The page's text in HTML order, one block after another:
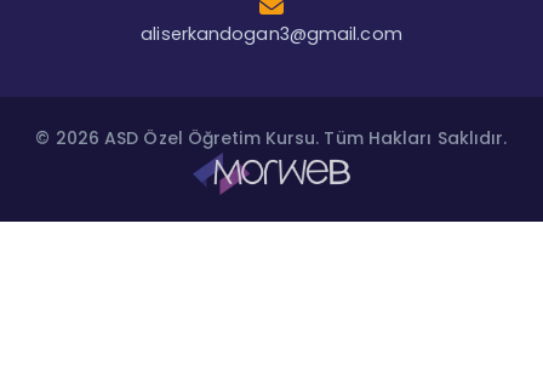
aliserkandogan3@gmail.com
© 2026 ASD Özel Öğretim Kursu. Tüm Hakları Saklıdır.